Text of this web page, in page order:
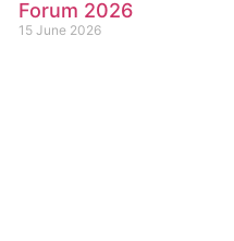
Forum 2026
15 June 2026